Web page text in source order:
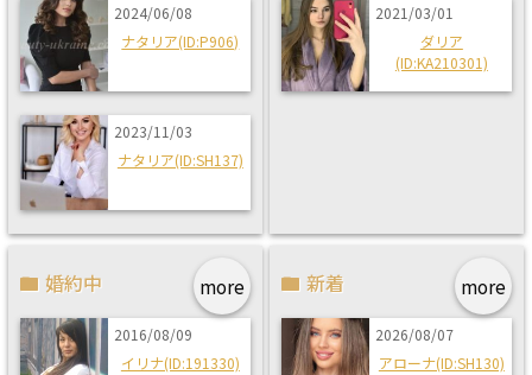
2024/06/08
ナタリア(ID:P906)
2023/11/03
ナタリア(ID:SH137)
2021/03/01
ダリア
(ID:KA210301)
more
婚約中
2016/08/09
イリナ(ID:191330)
more
新着
2026/08/07
アローナ(ID:SH130)